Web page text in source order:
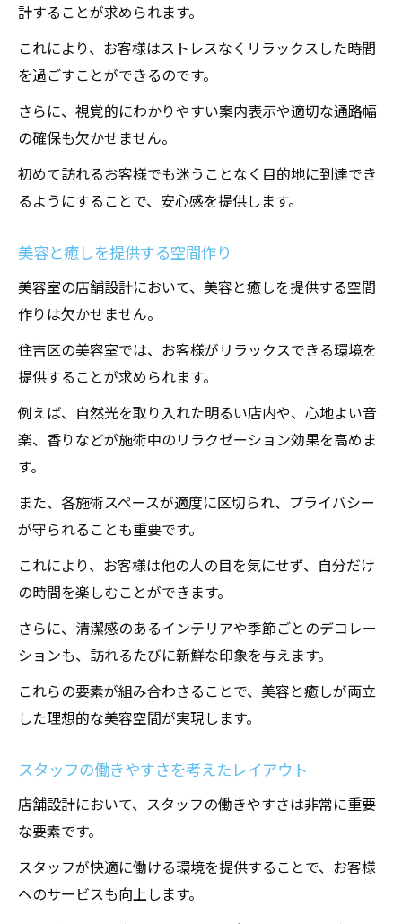
計することが求められます。
これにより、お客様はストレスなくリラックスした時間
を過ごすことができるのです。
さらに、視覚的にわかりやすい案内表示や適切な通路幅
の確保も欠かせません。
初めて訪れるお客様でも迷うことなく目的地に到達でき
るようにすることで、安心感を提供します。
美容と癒しを提供する空間作り
美容室の店舗設計において、美容と癒しを提供する空間
作りは欠かせません。
住吉区の美容室では、お客様がリラックスできる環境を
提供することが求められます。
例えば、自然光を取り入れた明るい店内や、心地よい音
楽、香りなどが施術中のリラクゼーション効果を高めま
す。
また、各施術スペースが適度に区切られ、プライバシー
が守られることも重要です。
これにより、お客様は他の人の目を気にせず、自分だけ
の時間を楽しむことができます。
さらに、清潔感のあるインテリアや季節ごとのデコレー
ションも、訪れるたびに新鮮な印象を与えます。
これらの要素が組み合わさることで、美容と癒しが両立
した理想的な美容空間が実現します。
スタッフの働きやすさを考えたレイアウト
店舗設計において、スタッフの働きやすさは非常に重要
な要素です。
スタッフが快適に働ける環境を提供することで、お客様
へのサービスも向上します。